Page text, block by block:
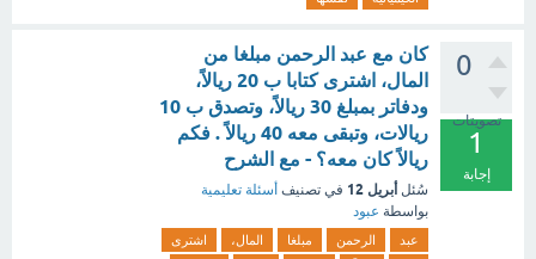
0
تصويتات
1
إجابة
كان مع عبد الرحمن مبلغا من
المال، اشترى كتابا ب 20 ريالاً،
ودفاتر بمبلغ 30 ريالاً، وتصدق ب 10
ريالات، وتبقى معه 40 ريالاً . فكم
ريالاً كان معه؟ - مع الشرح
سُئل أبريل 12 في تصنيف أسئلة تعليمية
بواسطة عبود
عبد الرحمن مبلغا المال،
اشترى